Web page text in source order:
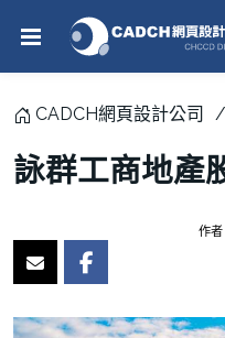
CADCH網頁設計公司
詠群工商地產
作者